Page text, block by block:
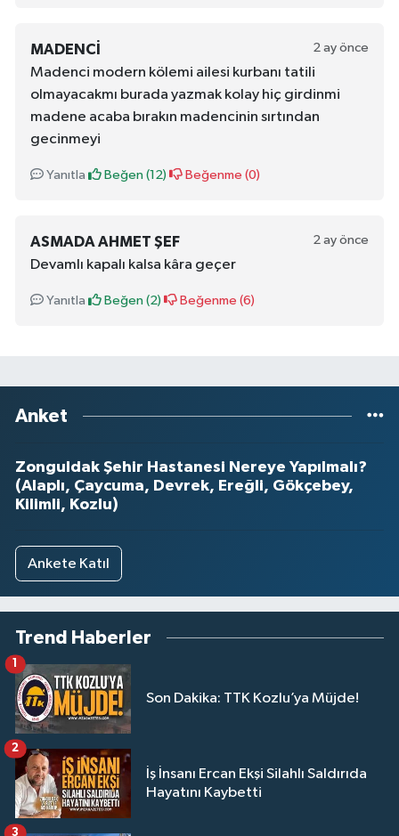
MADENCI 2 ay önce
Madenci modern kölemi ailesi kurbanı tatili
olmayacakmı burada yazmak kolay hiç girdinmi
madene acaba bırakın madencinin sırtından
gecinmeyi
Yanıtla Beğen (12) Beğenme (0)
ASMADA AHMET ŞEF 2 ay önce
Devamlı kapalı kalsa kâra geçer
Yanıtla Beğen (2) Beğenme (6)
Anket
Zonguldak Şehir Hastanesi Nereye Yapılmalı?
(Alaplı, Çaycuma, Devrek, Ereğli, Gökçebey,
Kilimli, Kozlu)
Ankete Katıl
Trend Haberler
Son Dakika: TTK Kozlu’ya Müjde!
1
İş İnsanı Ercan Ekşi Silahlı Saldırıda
Hayatını Kaybetti
2
3